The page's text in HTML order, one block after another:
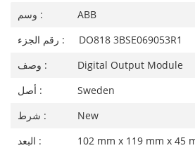
وسم :
ABB
رقم الجزء :
DO818 3BSE069053R1
وصف :
Digital Output Module
أصل :
Sweden
شرط :
New
البعد :
102 mm x 119 mm x 45